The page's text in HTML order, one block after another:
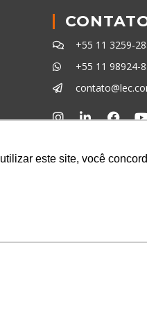
este site, você
+55 11 3259-
+55 11 98924-